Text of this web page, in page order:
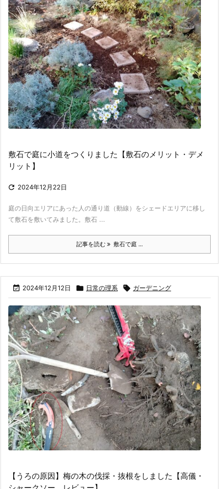
敷石で庭に小道をつくりました【敷石のメリット・デメ
リット】
 2024年12月22日
庭の日向エリアにあった人の通り道（動線）をシェードエリアに移し
て敷石を敷いてみました。敷石 ...
記事を読む 敷石で庭 ...
 2024年12月12日  日常の理系  ガーデニング
【うろの原因】梅の木の伐採・抜根をしました【高儀・